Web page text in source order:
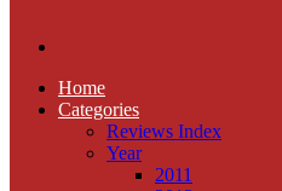
Home
Categories
Reviews Index
Year
2011